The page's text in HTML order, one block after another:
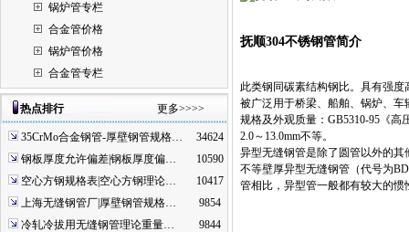
锅炉管专栏
合金管价格
锅炉管价格
合金管专栏
热点排行 更多>>>>
35CrMo合金钢管-厚壁钢管规格…
34624
钢板厚度允许偏差|钢板厚度偏…
10590
空心方钢规格表|空心方钢理论…
10417
上海无缝钢管厂|厚壁钢管规格…
9854
冷轧冷拔用无缝钢管理论重量…
9844
抚顺304不锈钢管简介
此类钢同碳素结构钢比。具有强
被广泛用于桥梁、船舶、锅炉、车
规格及外观质量：GB5310-95《高
2.0～13.0mm不等。
异型无缝钢管是除了圆管以外的
不等壁厚异型无缝钢管（代号为
管相比，异型管一般都有较大的